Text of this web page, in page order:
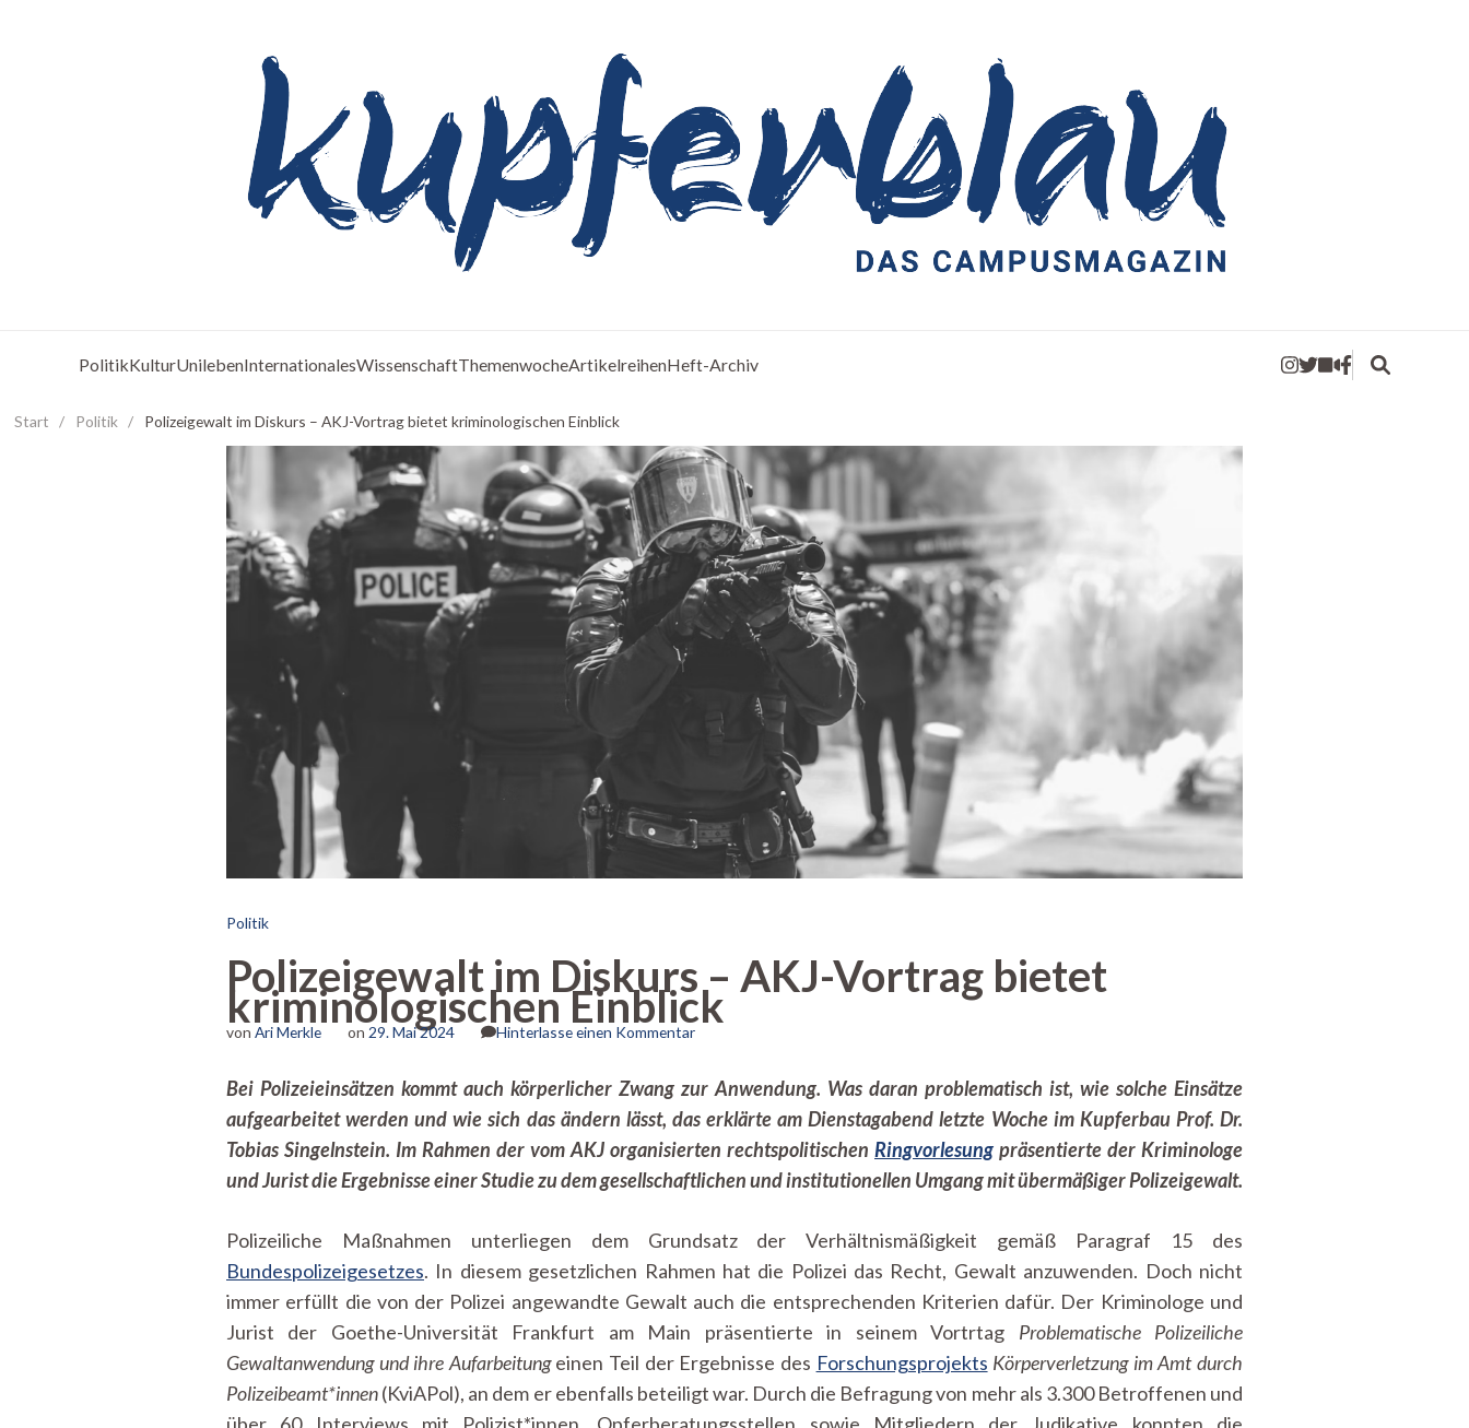
PolitikKulturUnilebenInternationalesWissenschaftThemenwocheArtikelreihenHeft-Archiv
Start / Politik / Polizeigewalt im Diskurs – AKJ-Vortrag bietet kriminologischen Einblick
Politik
Polizeigewalt im Diskurs – AKJ-Vortrag bietet
kriminologischen Einblick
von Ari Merkle on 29. Mai 2024 Hinterlasse einen Kommentarzu
Diskurs
–
AKJ-
Vortrag
bietet
Bei Polizeieinsätzen kommt auch körperlicher Zwang zur Anwendung. Was daran problematisch ist, wie solche Einsätze
aufgearbeitet werden und wie sich das ändern lässt, das erklärte am Dienstagabend letzte Woche im Kupferbau Prof. Dr.
Tobias Singelnstein. Im Rahmen der vom AKJ organisierten rechtspolitischen Ringvorlesung präsentierte der Kriminologe
und Jurist die Ergebnisse einer Studie zu dem gesellschaftlichen und institutionellen Umgang mit übermäßiger Polizeigewalt.
Polizeiliche Maßnahmen unterliegen dem Grundsatz der Verhältnismäßigkeit gemäß Paragraf 15 des
Bundespolizeigesetzes. In diesem gesetzlichen Rahmen hat die Polizei das Recht, Gewalt anzuwenden. Doch nicht
immer erfüllt die von der Polizei angewandte Gewalt auch die entsprechenden Kriterien dafür. Der Kriminologe und
Jurist der Goethe-Universität Frankfurt am Main präsentierte in seinem Vortrtag Problematische Polizeiliche
Gewaltanwendung und ihre Aufarbeitungeinen Teil der Ergebnisse des Forschungsprojekts Körperverletzung im Amt durch
Polizeibeamt*innen(KviAPol), an dem er ebenfalls beteiligt war. Durch die Befragung von mehr als 3.300 Betroffenen und